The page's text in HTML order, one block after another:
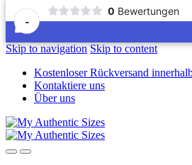
-
0 Bewertungen
Skip to navigation Skip to content
Kostenloser Rückversand
Kontaktiere uns
Über uns